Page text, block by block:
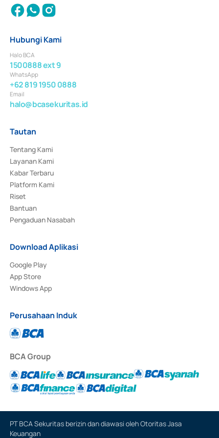
Hubungi Kami
Halo BCA
1500888 ext 9
WhatsApp
+62 819 1950 0888
Email
halo@bcasekuritas.id
Tautan
Tentang Kami
Layanan Kami
Kabar Terbaru
Platform Kami
Riset
Bantuan
Pengaduan Nasabah
Download Aplikasi
Google Play
App Store
Windows App
Perusahaan Induk
BCA Group
PT BCA Sekuritas berizin dan diawasi oleh Otoritas Jasa
Keuangan